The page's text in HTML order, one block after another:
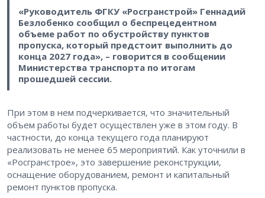
«Руководитель ФГКУ «Росгранстрой» Геннадий
Безлобенко сообщил о беспрецедентном
объеме работ по обустройству пунктов
пропуска, который предстоит выполнить до
конца 2027 года», – говорится в сообщении
Министерства транспорта по итогам
прошедшей сессии.
При этом в нем подчеркивается, что значительный
объем работы будет осуществлен уже в этом году. В
частности, до конца текущего года планируют
реализовать не менее 65 мероприятий. Как уточнили в
«Росгранстрое», это завершение реконструкции,
оснащение оборудованием, ремонт и капитальный
ремонт пунктов пропуска.